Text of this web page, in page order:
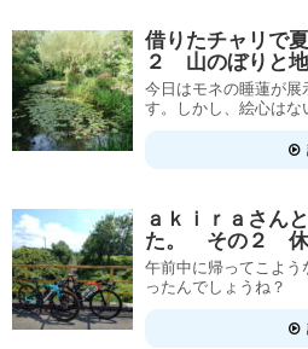
借りたチャリで
２ 山のぼりと
今日はモネの睡蓮が展
す。しかし、絵心はな
ａｋｉｒａさん
た。 その２ 休
午前中に帰ってこよう
ったんでしょうね？